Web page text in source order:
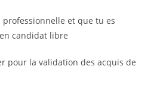
professionnelle et que tu es
candidat libre
pour la validation des acquis de